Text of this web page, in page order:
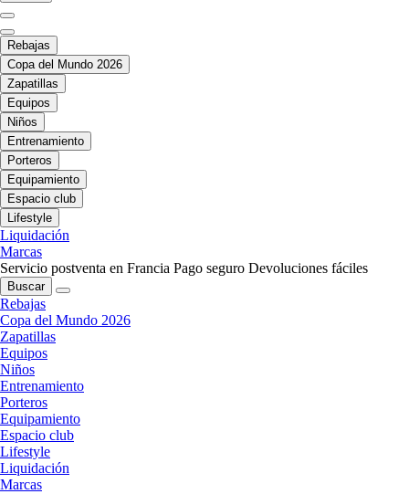
Rebajas
Copa del Mundo 2026
Zapatillas
Equipos
Niños
Entrenamiento
Porteros
Equipamiento
Espacio club
Lifestyle
Liquidación
Marcas
Servicio postventa en Francia Pago seguro Devoluciones fáciles
Buscar
Rebajas
Copa del Mundo 2026
Zapatillas
Equipos
Niños
Entrenamiento
Porteros
Equipamiento
Espacio club
Lifestyle
Liquidación
Marcas